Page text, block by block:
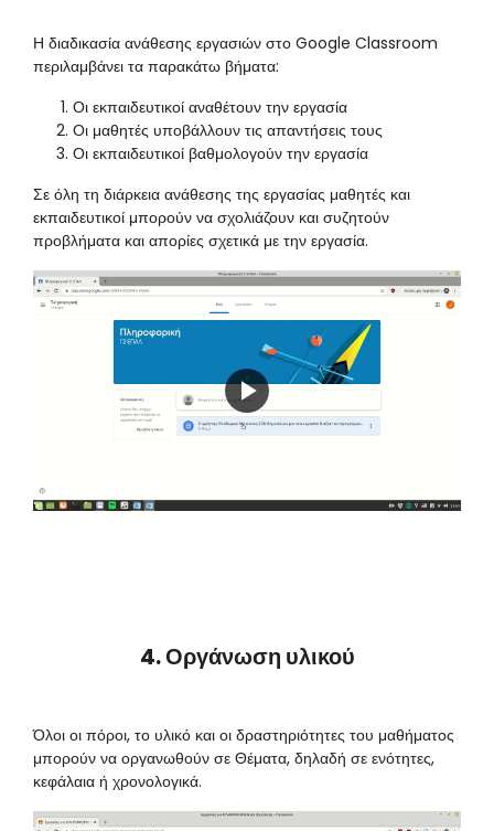
Η διαδικασία ανάθεσης εργασιών στο Google Classroom
περιλαμβάνει τα παρακάτω βήματα:
Οι εκπαιδευτικοί αναθέτουν την εργασία
Οι μαθητές υποβάλλουν τις απαντήσεις τους
Οι εκπαιδευτικοί βαθμολογούν την εργασία
Σε όλη τη διάρκεια ανάθεσης της εργασίας μαθητές και
εκπαιδευτικοί μπορούν να σχολιάζουν και συζητούν
προβλήματα και απορίες σχετικά με την εργασία.
Play
4. Οργάνωση υλικού
Όλοι οι πόροι, το υλικό και οι δραστηριότητες του μαθήματος
μπορούν να οργανωθούν σε Θέματα, δηλαδή σε ενότητες,
κεφάλαια ή χρονολογικά.